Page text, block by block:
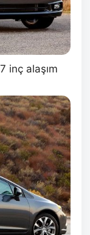
inç alaşım